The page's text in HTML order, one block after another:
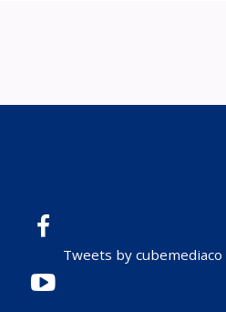
Tweets by cubemediaco